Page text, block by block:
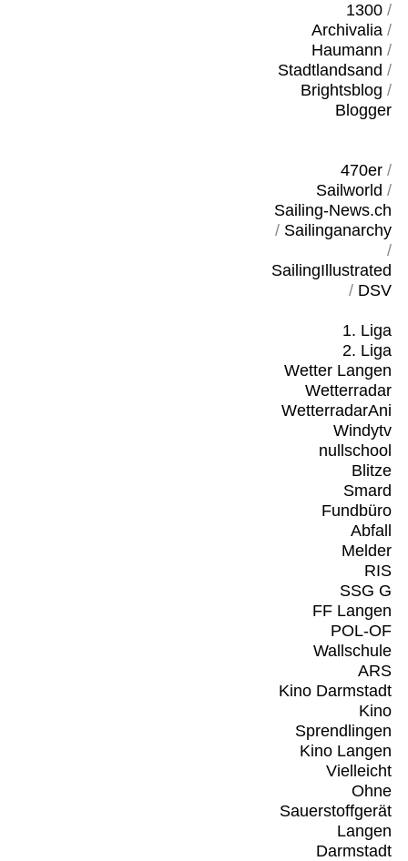
1300/
Archivalia/
Haumann /
Stadtlandsand /
Brightsblog /
Blogger
470er/
Sailworld /
Sailing-News.ch
/ Sailinganarchy
/
SailingIllustrated
/ DSV
1. Liga
2. Liga
Wetter Langen
Wetterradar
WetterradarAni
Windytv
nullschool
Blitze
Smard
Fundbüro
Abfall
Melder
RIS
SSG G
FF Langen
POL-OF
Wallschule
ARS
Kino Darmstadt
Kino
Sprendlingen
Kino Langen
Vielleicht
Ohne
Sauerstoffgerät
Langen
Darmstadt